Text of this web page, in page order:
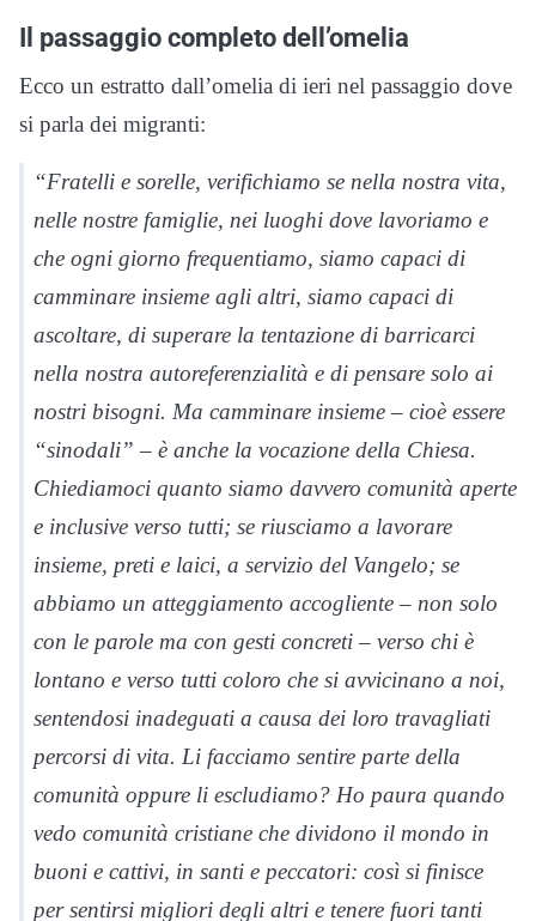
Il passaggio completo dell’omelia
Ecco un estratto dall’omelia di ieri nel passaggio dove
si parla dei migranti:
“Fratelli e sorelle, verifichiamo se nella nostra vita,
nelle nostre famiglie, nei luoghi dove lavoriamo e
che ogni giorno frequentiamo, siamo capaci di
camminare insieme agli altri, siamo capaci di
ascoltare, di superare la tentazione di barricarci
nella nostra autoreferenzialità e di pensare solo ai
nostri bisogni. Ma camminare insieme – cioè essere
“sinodali” – è anche la vocazione della Chiesa.
Chiediamoci quanto siamo davvero comunità aperte
e inclusive verso tutti; se riusciamo a lavorare
insieme, preti e laici, a servizio del Vangelo; se
abbiamo un atteggiamento accogliente – non solo
con le parole ma con gesti concreti – verso chi è
lontano e verso tutti coloro che si avvicinano a noi,
sentendosi inadeguati a causa dei loro travagliati
percorsi di vita. Li facciamo sentire parte della
comunità oppure li escludiamo? Ho paura quando
vedo comunità cristiane che dividono il mondo in
buoni e cattivi, in santi e peccatori: così si finisce
per sentirsi migliori degli altri e tenere fuori tanti